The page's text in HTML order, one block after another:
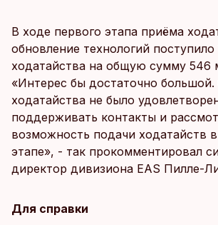
В ходе первого этапа приёма
обновление технологий поступило
ходатайства на общую сумму 546
«Интерес бы достаточно
ходатайства не было
поддерживать контакты и
возможность подачи ходатайств
этапе», - так прокомментировал
директор дивизиона EAS Пилле-
Для справки